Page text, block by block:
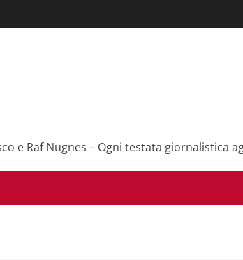
e Raf Nugnes – Ogni testata giornalistica